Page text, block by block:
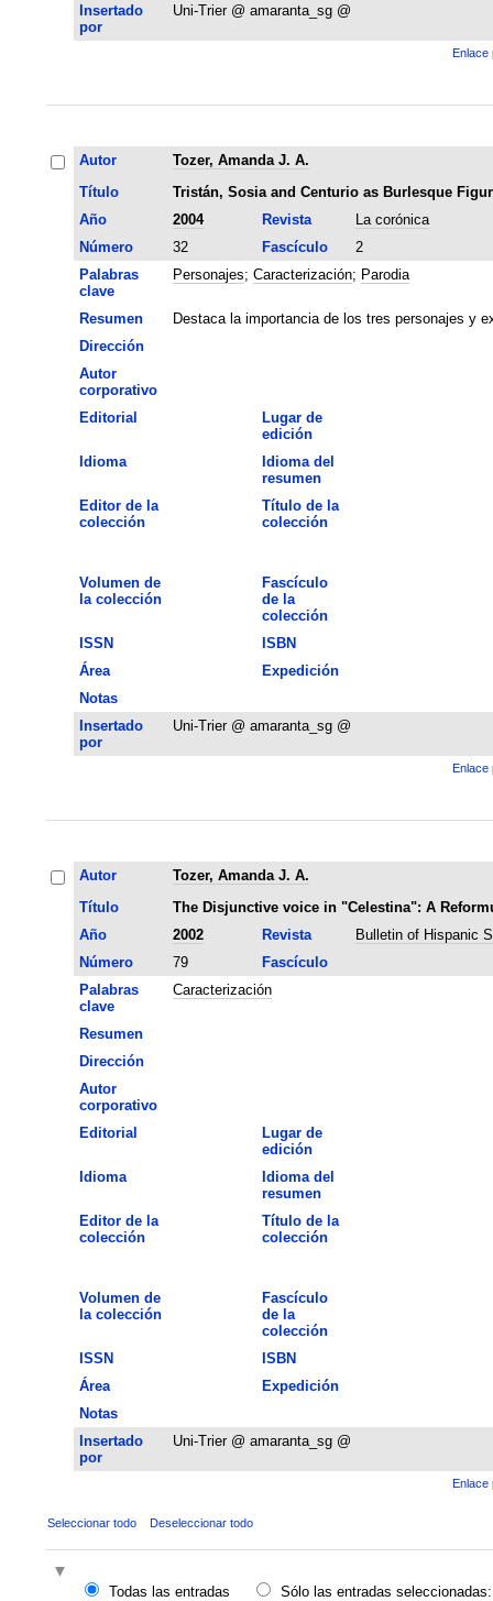
Insertado
por
Uni-Trier @ amaranta_sg @
Enlace
Autor
Tozer, Amanda J. A.
Título
Tristán, Sosia and Centurio as Burlesque
Año
2004 Revista
La corónica
Número
32 Fascículo
2
Palabras
clave
Personajes; Caracterización; Parodia
Resumen
Destaca la importancia de los tres personajes y
Dirección
Autor
corporativo
Editorial
Lugar de
edición
Idioma
Idioma del
resumen
Editor de la
colección
Título de la
colección
Volumen de
la colección
Fascículo
de la
colección
ISSN
ISBN
Área
Expedición
Notas
Insertado
por
Uni-Trier @ amaranta_sg @
Enlace
Autor
Tozer, Amanda J. A.
Título
The Disjunctive voice in "Celestina": A
Año
2002 Revista
Bulletin of Hispanic
Número
79
Fascículo
Palabras
clave
Caracterización
Resumen
Dirección
Autor
corporativo
Editorial
Lugar de
edición
Idioma
Idioma del
resumen
Editor de la
colección
Título de la
colección
Volumen de
la colección
Fascículo
de la
colección
ISSN
ISBN
Área
Expedición
Notas
Insertado
por
Uni-Trier @ amaranta_sg @
Enlace
Seleccionar todo Deseleccionar todo
Todas las entradas Sólo las entradas seleccionadas: